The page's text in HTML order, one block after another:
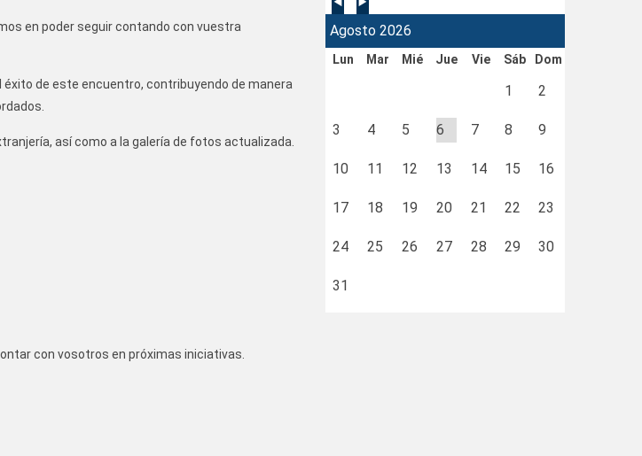
en poder seguir contando con vuestra
de este encuentro, contribuyendo de manera
así como a la galería de fotos actualizada.
con vosotros en próximas iniciativas.
Agosto 2026
Lun Mar Mié Jue Vie Sáb Dom
1 2
3 4 5 6 7 8 9
10 11 12 13 14 15 16
17 18 19 20 21 22 23
24 25 26 27 28 29 30
31